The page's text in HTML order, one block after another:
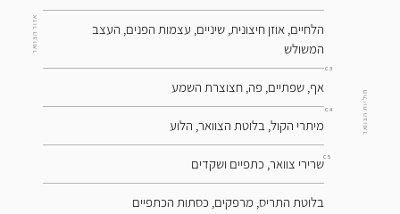
אזור הצוואר
הלחיים, אוזן חיצונית, שיניים, עצמות הפנים, העצב
המשולש
אף, שפתיים, פה, חצוצרת השמע
מיתרי הקול, בלוטת הצוואר, הלוע
שרירי צוואר, כתפיים ושקדים
בלוטת התריס, מרפקים, כסתות הכתפיים
C3
C4
C5
חוליות הצוואר